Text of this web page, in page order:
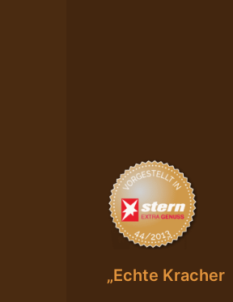
„Echte Kracher